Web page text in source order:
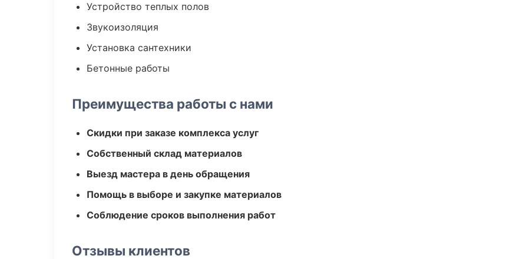
Устройство теплых полов
Звукоизоляция
Установка сантехники
Бетонные работы
Преимущества работы с нами
Скидки при заказе комплекса услуг
Собственный склад материалов
Выезд мастера в день обращения
Помощь в выборе и закупке материалов
Соблюдение сроков выполнения работ
Отзывы клиентов